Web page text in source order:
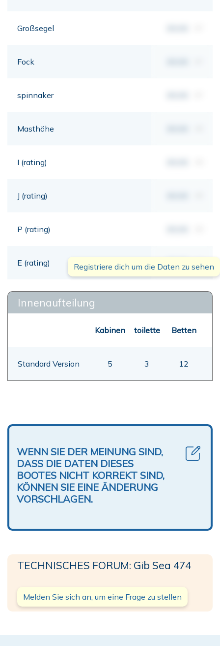
Großsegel
Fock
spinnaker
Masthöhe
I (rating)
J (rating)
P (rating)
E (rating) 00,00 mt
Registriere dich um die Daten zu sehen
Innenaufteilung
Kabinen toilette Betten
Standard Version 5 3 12
WENN SIE DER MEINUNG SIND,
DASS DIE DATEN DIESES
BOOTES NICHT KORREKT SIND,
KÖNNEN SIE EINE ÄNDERUNG
VORSCHLAGEN.
TECHNISCHES FORUM: Gib Sea 474
Melden Sie sich an, um eine Frage zu stellen